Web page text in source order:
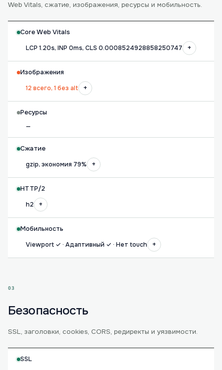
Web Vitals, сжатие, изображения, ресурсы и мобильность.
Core Web Vitals
LCP 1.20s, INP 0ms, CLS 0.0008524928858250747
+
Изображения
12 всего, 1 без alt
+
Ресурсы
—
Сжатие
gzip, экономия 79%
+
HTTP/2
h2
+
Мобильность
Viewport ✓ · Адаптивный ✓ · Нет touch
+
03
Безопасность
SSL, заголовки, cookies, CORS, редиректы и уязвимости.
SSL